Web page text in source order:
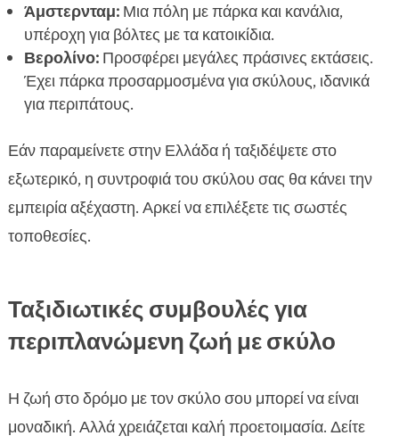
Άμστερνταμ:Μια πόλη με πάρκα και κανάλια,
υπέροχη για βόλτες με τα κατοικίδια.
Βερολίνο:Προσφέρει μεγάλες πράσινες εκτάσεις.
Έχει πάρκα προσαρμοσμένα για σκύλους, ιδανικά
για περιπάτους.
Εάν παραμείνετε στην Ελλάδα ή ταξιδέψετε στο
εξωτερικό, η συντροφιά του σκύλου σας θα κάνει την
εμπειρία αξέχαστη. Αρκεί να επιλέξετε τις σωστές
τοποθεσίες.
Ταξιδιωτικές συμβουλές για
περιπλανώμενη ζωή με σκύλο
Η ζωή στο δρόμο με τον σκύλο σου μπορεί να είναι
μοναδική. Αλλά χρειάζεται καλή προετοιμασία. Δείτε